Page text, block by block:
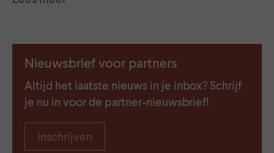
Nieuwsbrief voor partners
Altijd het laatste nieuws in je inbox? Schrijf
je nu in voor de partner-nieuwsbrief!
Inschrijven